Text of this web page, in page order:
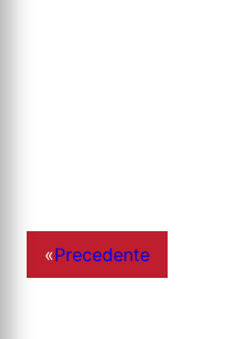
«Precedente